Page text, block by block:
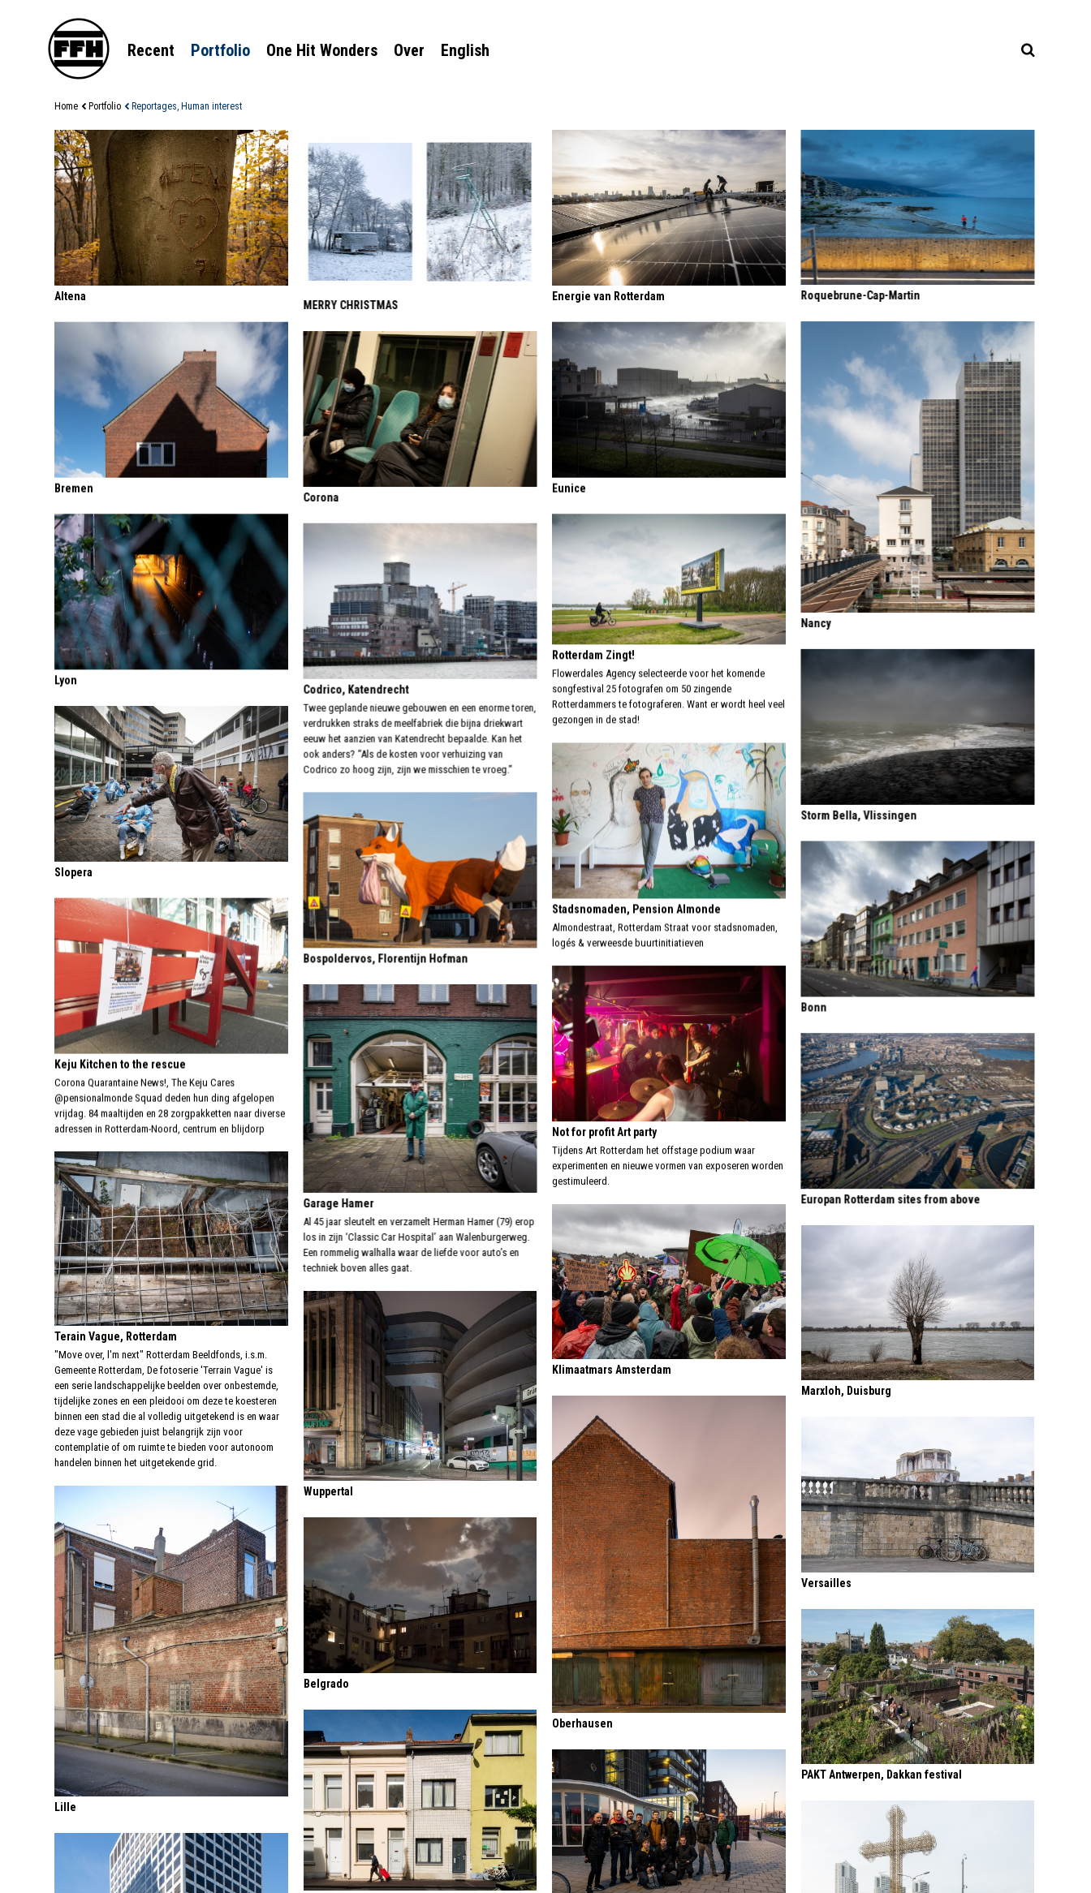
Recent Portfolio One Hit Wonders Over English
Home Portfolio Reportages, Human interest
Altena
MERRY CHRISTMAS
Energie van Rotterdam Roquebrune-Cap-Martin
Nancy
Bremen Eunice
Corona
Lyon
Rotterdam Zingt!
Flowerdales Agency selecteerde voor het komende
songfestival 25 fotografen om 50 zingende
Rotterdammers te fotograferen. Want er wordt heel veel
gezongen in de stad!
Codrico, Katendrecht
Twee geplande nieuwe gebouwen en een enorme toren,
verdrukken straks de meelfabriek die bijna driekwart
eeuw het aanzien van Katendrecht bepaalde. Kan het
ook anders? “Als de kosten voor verhuizing van
Codrico zo hoog zijn, zijn we misschien te vroeg.”
Storm Bella, Vlissingen
Slopera
Stadsnomaden, Pension Almonde
Almondestraat, Rotterdam Straat voor stadsnomaden,
logés & verweesde buurtinitiatieven
Bospoldervos, Florentijn Hofman
Bonn
Keju Kitchen to the rescue
Corona Quarantaine News!, The Keju Cares
@pensionalmonde Squad deden hun ding afgelopen
vrijdag. 84 maaltijden en 28 zorgpakketten naar diverse
adressen in Rotterdam-Noord, centrum en blijdorp
Not for profit Art party
Tijdens Art Rotterdam het offstage podium waar
experimenten en nieuwe vormen van exposeren worden
gestimuleerd.
Garage Hamer
Al 45 jaar sleutelt en verzamelt Herman Hamer (79) erop
los in zijn ‘Classic Car Hospital’ aan Walenburgerweg.
Een rommelig walhalla waar de liefde voor auto’s en
techniek boven alles gaat.
Europan Rotterdam sites from above
Terain Vague, Rotterdam
"Move over, l'm next" Rotterdam Beeldfonds, i.s.m.
Gemeente Rotterdam, De fotoserie 'Terrain Vague' is
een serie landschappelijke beelden over onbestemde,
tijdelijke zones en een pleidooi om deze te koesteren
binnen een stad die al volledig uitgetekend is en waar
deze vage gebieden juist belangrijk zijn voor
contemplatie of om ruimte te bieden voor autonoom
handelen binnen het uitgetekende grid.
Klimaatmars Amsterdam
Marxloh, Duisburg
Wuppertal
Oberhausen
Versailles
Belgrado
PAKT Antwerpen, Dakkan festival
Lille